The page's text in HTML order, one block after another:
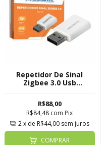
Repetidor De Sinal
Zigbee 3.0 Usb
R$88,00
R$84,48 com Pix
2x de R$44,00 sem juros
COMPRAR